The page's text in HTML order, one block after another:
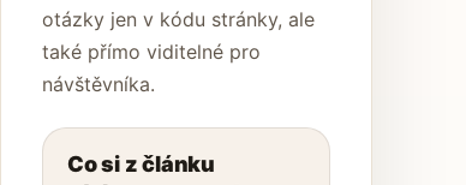
otázky jen v kódu stránky, ale
také přímo viditelné pro
návštěvníka.
Co si z článku